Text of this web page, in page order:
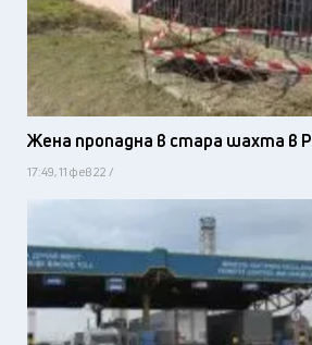
Жена пропадна в стара шахта в
17:49, 11 фев 22 /